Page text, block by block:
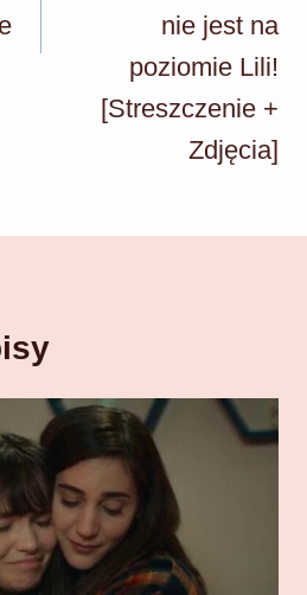
nie jest na
poziomie Lili!
[Streszczenie +
Zdjęcia]